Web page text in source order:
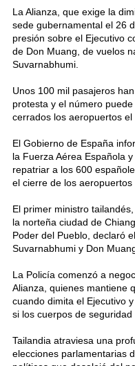
La Alianza, que exige la
sede gubernamental el 26
presión sobre el Ejecutivo
de Don Muang, de vuelos
Suvarnabhumi.
Unos 100 mil pasajeros
protesta y el número
cerrados los aeropuertos el
El Gobierno de España
la Fuerza Aérea Española
repatriar a los 600
el cierre de los aeropuertos
El primer ministro
la norteña ciudad de
Poder del Pueblo, declaró
Suvarnabhumi y Don
La Policía comenzó a
Alianza, quienes mantiene
cuando dimita el Ejecutivo
si los cuerpos de seguridad
Tailandia atraviesa una
elecciones parlamentarias